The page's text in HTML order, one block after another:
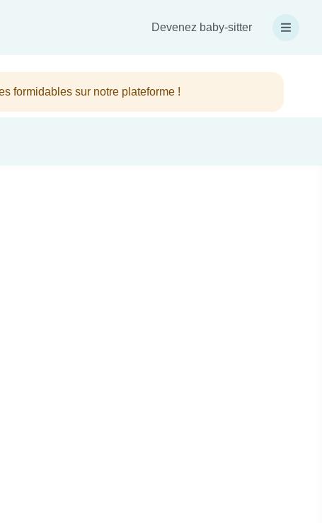
Devenez baby-sitter
formidables sur notre plateforme !